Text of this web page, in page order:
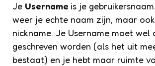
Je Username is je
weer je echte naam zijn, maar
nickname. Je Username moet wel
geschreven worden (als het uit
bestaat) en je hebt maar ruimte